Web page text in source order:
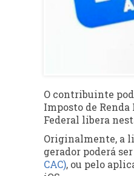
O contribuinte
Imposto de Renda
Federal libera
Originalmente, a
gerador poderá
CAC), ou pelo